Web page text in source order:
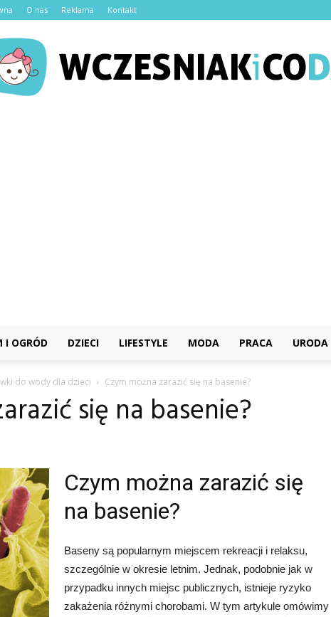
O nas Reklama Kontakt
I OGRÓD DZIECI LIFESTYLE MODA PRACA URODA
do wody dla dzieci Czym można zarazić się na basenie?
się na basenie?
Czym można zarazić się
na basenie?
Baseny są popularnym miejscem rekreacji i relaksu,
szczególnie w okresie letnim. Jednak, podobnie jak w
przypadku innych miejsc publicznych, istnieje ryzyko
zakażenia różnymi chorobami. W tym artykule omówimy